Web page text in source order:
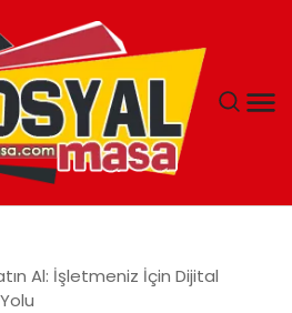
Al: İşletmeniz İçin Dijital